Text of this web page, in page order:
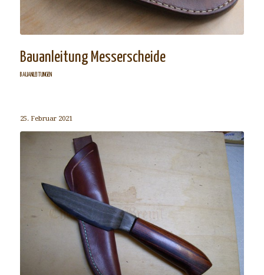
Bauanleitung Messerscheide
BAUANLEITUNGEN
25. Februar 2021